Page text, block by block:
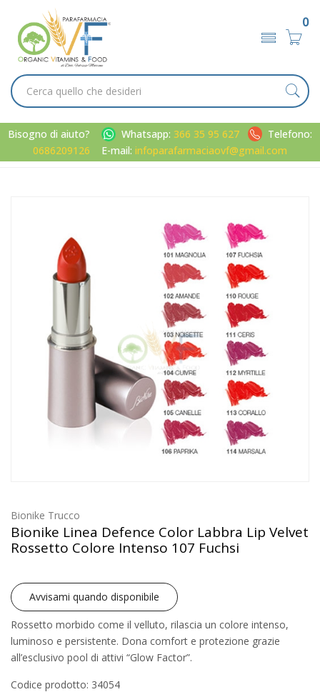
0
Bisogno di aiuto? Whatsapp: 366 35 95 627
Telefono:
0686209126
E-mail: infoparafarmaciaovf@gmail.com
Colore Intenso 107 Fuchsi
Bionike Trucco
Bionike Linea Defence Color Labbra Lip Velvet
Rossetto Colore Intenso 107 Fuchsi
Avvisami quando disponibile
Rossetto morbido come il velluto, rilascia un colore intenso,
luminoso e persistente. Dona comfort e protezione grazie
all’esclusivo pool di attivi “Glow Factor”.
Codice prodotto: 34054